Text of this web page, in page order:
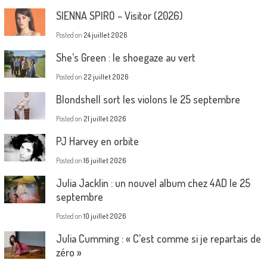
SIENNA SPIRO – Visitor (2026)
Posted on 24 juillet 2026
She’s Green : le shoegaze au vert
Posted on 22 juillet 2026
Blondshell sort les violons le 25 septembre
Posted on 21 juillet 2026
PJ Harvey en orbite
Posted on 16 juillet 2026
Julia Jacklin : un nouvel album chez 4AD le 25
septembre
Posted on 10 juillet 2026
Julia Cumming : « C’est comme si je repartais de
zéro »